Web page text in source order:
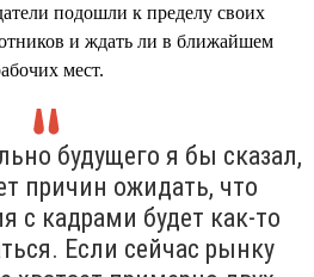
подошли к пределу своих
и ждать ли в ближайшем
мест.
будущего я бы сказал,
причин ожидать, что
с кадрами будет как-то
Если сейчас рынку